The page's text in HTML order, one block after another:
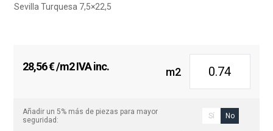
Sevilla Turquesa 7,5×22,5
28,56€/m2 IVA inc. m2
Añadir un 5% más de piezas para mayor
seguridad:
Sí No